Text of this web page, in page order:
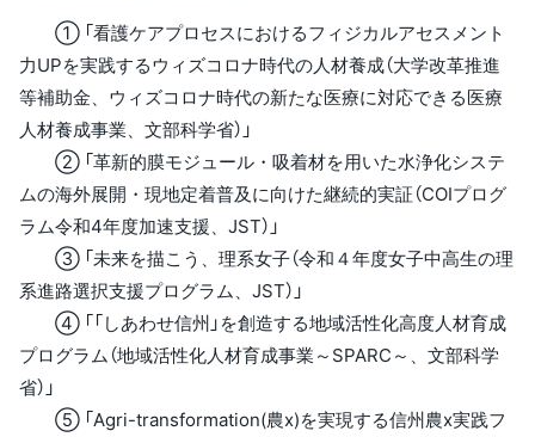
① 「看護ケアプロセスにおけるフィジカルアセスメント
力UPを実践するウィズコロナ時代の人材養成（大学改革推進
等補助金、ウィズコロナ時代の新たな医療に対応できる医療
人材養成事業、文部科学省）」
② 「革新的膜モジュール・吸着材を用いた水浄化システ
ムの海外展開・現地定着普及に向けた継続的実証（COIプログ
ラム令和4年度加速支援、JST）」
③ 「未来を描こう、理系女子（令和４年度女子中高生の理
系進路選択支援プログラム、JST）」
④ 「「しあわせ信州」を創造する地域活性化高度人材育成
プログラム（地域活性化人材育成事業～SPARC～、文部科学
省）」
⑤ 「Agri-transformation(農x)を実現する信州農x実践フ